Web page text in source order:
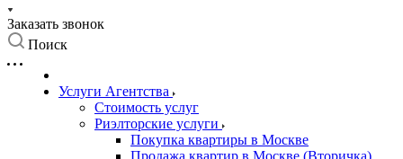
Заказать звонок
Поиск
Услуги Агентства
Стоимость услуг
Риэлторские услуги
Покупка квартиры в Москве
Продажа квартир в Москве (Вторичка)